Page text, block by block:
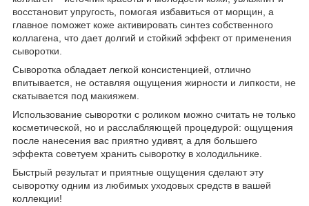
восстановит упругость, помогая избавиться от морщин, а
главное поможет коже активировать синтез собственного
коллагена, что дает долгий и стойкий эффект от применения
сыворотки.
Сыворотка обладает легкой консистенцией, отлично
впитывается, не оставляя ощущения жирности и липкости, не
скатывается под макияжем.
Использование сыворотки с роликом можно считать не только
косметической, но и расслабляющей процедурой: ощущения
после нанесения вас приятно удивят, а для большего
эффекта советуем хранить сыворотку в холодильнике.
Быстрый результат и приятные ощущения сделают эту
сыворотку одним из любимых уходовых средств в вашей
коллекции!